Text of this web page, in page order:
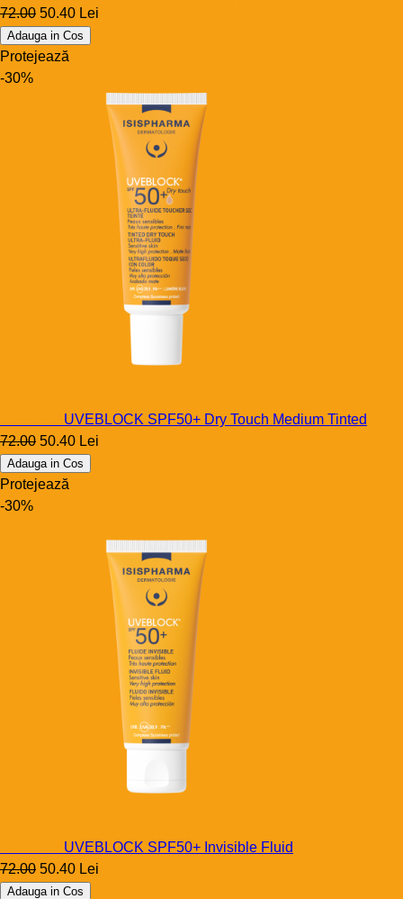
72.00 50.40 Lei
Adauga in Cos
Protejează
-30%
UVEBLOCK SPF50+ Dry Touch Medium Tinted
72.00 50.40 Lei
Adauga in Cos
Protejează
-30%
UVEBLOCK SPF50+ Invisible Fluid
72.00 50.40 Lei
Adauga in Cos